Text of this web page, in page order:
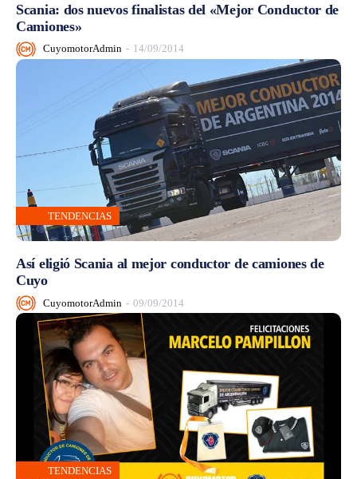
Scania: dos nuevos finalistas del «Mejor Conductor de
Camiones»
CuyomotorAdmin - 14/09/2014
TENDENCIAS
Así eligió Scania al mejor conductor de camiones de
Cuyo
CuyomotorAdmin - 09/09/2014
TENDENCIAS